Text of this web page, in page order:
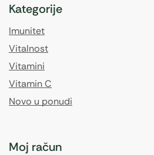
Kategorije
Imunitet
Vitalnost
Vitamini
Vitamin C
Novo u ponudi
Moj račun